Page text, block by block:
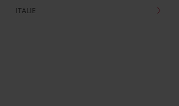
ITALIE